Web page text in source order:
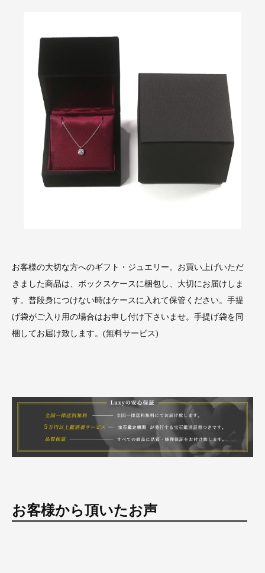
お客様の大切な方へのギフト・ジュエリー。お買い上げいただ
きました商品は、ボックスケースに梱包し、大切にお届けしま
す。普段身につけない時はケースに入れて保管ください。手提
げ袋がご入り用の場合はお申し付け下さいませ。手提げ袋を同
梱してお届け致します。(無料サービス)
お客様から頂いたお声